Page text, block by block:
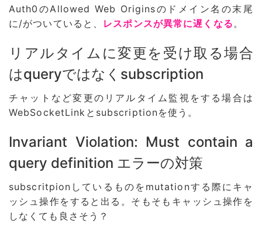
Auth0のAllowed Web Originsのドメイン名の末尾
に/がついていると、 レスポンスが異常に遅くなる。
リアルタイムに変更を受け取る場合
はqueryではなくsubscription
チャットなど変更のリアルタイム監視をする場合は
WebSocketLinkとsubscriptionを使う。
Invariant Violation: Must contain a
query definition エラーの対策
subscritpionしているものをmutationする際にキャ
ッシュ操作をすると出る。そもそもキャッシュ操作を
しなくても良さそう？